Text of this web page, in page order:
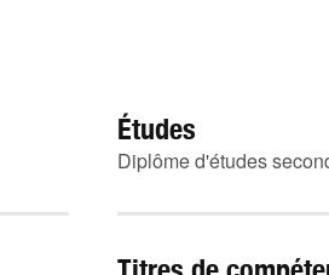
Études
Diplôme d'études